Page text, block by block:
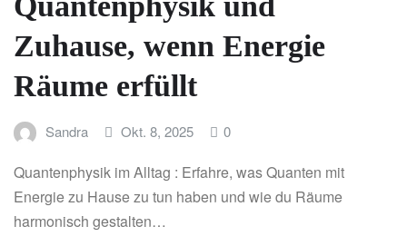
Zuhause, wenn Energie
Räume erfüllt
Sandra Okt. 8, 2025 0
Quantenphysik im Alltag : Erfahre, was Quanten mit
Energie zu Hause zu tun haben und wie du Räume
harmonisch gestalten…